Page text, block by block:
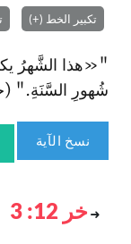
تكبير الخط (+)
"«هذا الشَّهرُ
شُهورِ السَّنَةِ." (خر 12:
نسخ الآية
خر 12: 3